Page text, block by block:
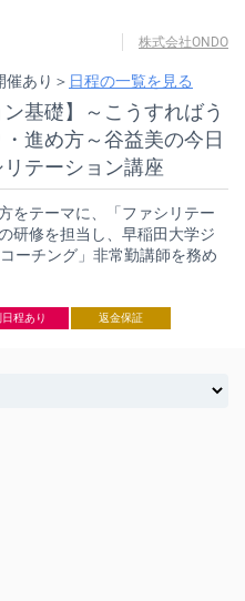
株式会社ONDO
催あり＞ 日程の一覧を見る
基礎】～こうすればう
進め方～谷益美の今日
テーション講座
をテーマに、「ファシリテー
研修を担当し、早稲田大学ジ
ーチング」非常勤講師を務め
日程あり 返金保証